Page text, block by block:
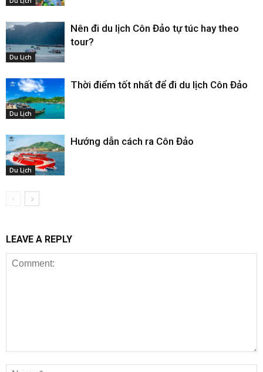
Du Lịch
Nên đi du lịch Côn Đảo tự túc hay theo
tour?
Du Lịch
Thời điểm tốt nhất để đi du lịch Côn Đảo
Du Lịch
Hướng dẫn cách ra Côn Đảo
LEAVE A REPLY